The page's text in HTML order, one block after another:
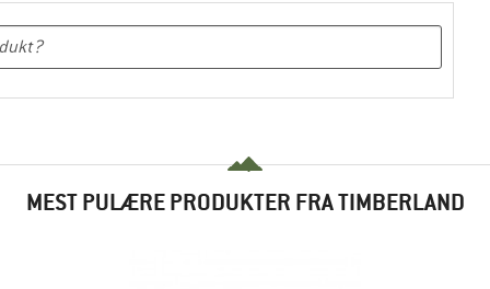
MEST PULÆRE PRODUKTER FRA TIMBERLAND